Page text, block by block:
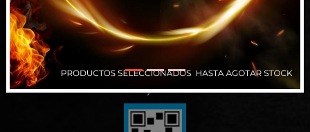
Santa Fe (Punto Picking)
343 509-7450
ventas2@intrahard.com
Términos y Condiciones